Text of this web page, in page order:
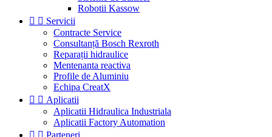
Robotii Kassow
  Servicii
Contracte Service
Consultanță Bosch Rexroth
Reparații hidraulice
Mentenanta reactiva
Profile de Aluminiu
Echipa CreatX
  Aplicatii
Aplicatii Hidraulica Industriala
Aplicatii Factory Automation
  Parteneri